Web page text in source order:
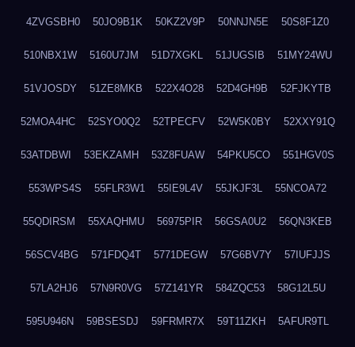
4ZVGSBH0 50JO9B1K 50KZ2V9P 50NNJN5E 50S8F1Z0
510NBX1W 5160U7JM 51D7XGKL 51JUGSIB 51MY24WU
51VJOSDY 51ZE8MKB 522X4O28 52D4GH9B 52FJKYTB
52MOA4HC 52SYO0Q2 52TPECFV 52W5K0BY 52XXY91Q
53ATDBWI 53EKZAMH 53Z8FUAW 54PKU5CO 551HGV0S
553WPS4S 55FLR3W1 55IE9L4V 55JKJF3L 55NCOA72
55QDIRSM 55XAQHMU 56975PIR 56GSA0U2 56QN3KEB
56SCV4BG 571FDQ4T 5771DEGW 57G6BV7Y 57IUFJJS
57LA2HJ6 57N9R0VG 57Z141YR 584ZQC53 58G12L5U
595U946N 59BSESDJ 59FRMR7X 59T11ZKH 5AFUR9TL